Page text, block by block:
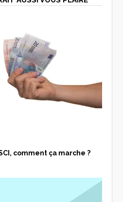
comment ça marche ?